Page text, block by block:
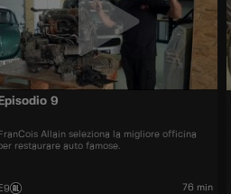
Episodio 9
FranCois Allain seleziona la migliore officina
restaurare auto famose.
E9 76 min